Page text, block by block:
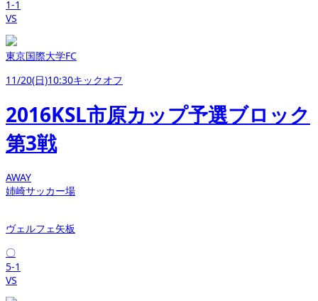
1-1
VS
東京国際大学FC
11/20(日)10:30キックオフ
2016KSL市原カップ予選ブロック
第3戦
AWAY
姉崎サッカー場
ヴェルフェ矢板
〇
5-1
VS